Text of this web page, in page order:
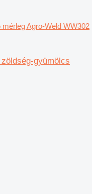
mérleg Agro-Weld WW302
gyümölcs